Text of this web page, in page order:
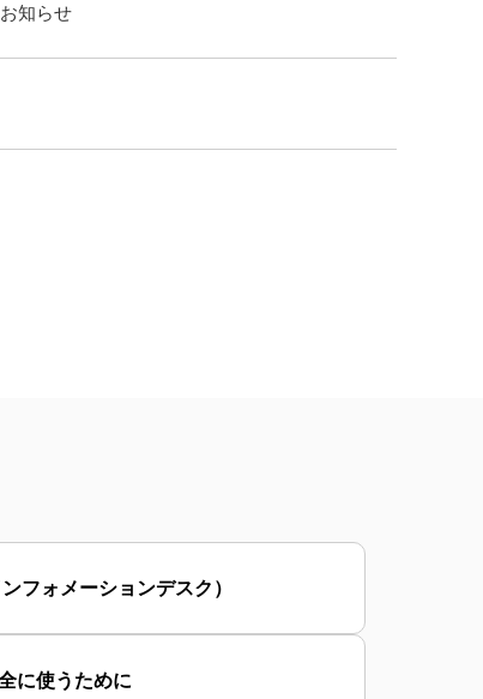
知らせ
ンフォメーションデスク）
に使うために